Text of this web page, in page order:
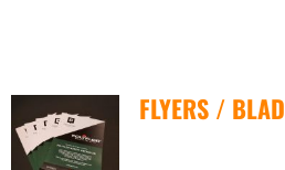
FLYERS / BLAD